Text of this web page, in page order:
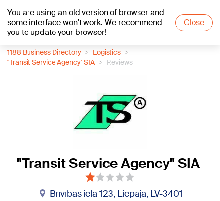
You are using an old version of browser and
some interface won't work. We recommend
you to update your browser!
Close
+18°C
1188 Business Directory
Logistics
"Transit Service Agency" SIA
Reviews
"Transit Service Agency" SIA
Brīvības iela 123, Liepāja, LV-3401